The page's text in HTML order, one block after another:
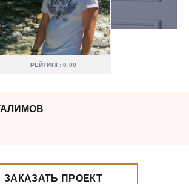
РЕЙТИНГ: 0.00
ЗАКАЗАТЬ ПРОЕКТ